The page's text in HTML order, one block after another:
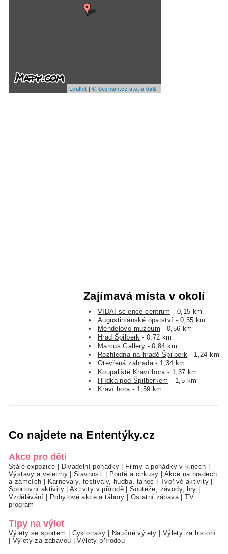
Leaflet | © Seznam.cz a.s. a další
Zajímavá místa v okolí
VIDA! science centrum - 0,15 km
Augustiniánské opatství - 0,55 km
Mendelovo muzeum - 0,56 km
Hrad Špilberk - 0,72 km
Marcus Gallery - 0,84 km
Rozhledna na hradě Špilberk - 1,24 km
Otevřená zahrada- 1,34 km
Koupaliště Kraví hora- 1,37 km
Hlídka pod Špilberkem - 1,5 km
Kraví hora- 1,59 km
Co najdete na Ententýky.cz
Akce pro děti
Stálé expozice Divadelní pohádky Filmy a pohádky v kinech
Výstavy a veletrhy|Slavnosti Poutě a cirkusy
Akce na hradech
a zámcích
Karnevaly, festivaly, hudba, tanec Tvořivé aktivity
Sportovní aktivity|Aktivity v přírodě |Soutěže, závody, hry
Vzdělávání
Pobytové akce a tábory Ostatní zábava|TV
program
Tipy na výlet
Výlety se sportem Cyklotrasy Naučné výlety
Výlety za historií
Výlety za zábavou |Výlety přírodou